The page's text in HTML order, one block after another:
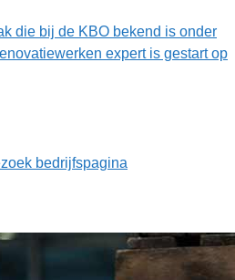
die bij de KBO bekend is onder
expert is gestart op
bedrijfspagina